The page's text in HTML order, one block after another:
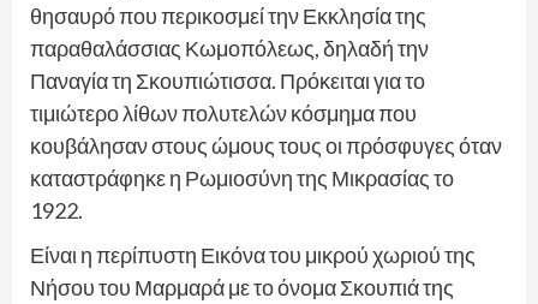
θησαυρό που περικοσμεί την Εκκλησία της
παραθαλάσσιας Κωμοπόλεως, δηλαδή την
Παναγία τη Σκουπιώτισσα. Πρόκειται για το
τιμιώτερο λίθων πολυτελών κόσμημα που
κουβάλησαν στους ώμους τους οι πρόσφυγες όταν
καταστράφηκε η Ρωμιοσύνη της Μικρασίας το
1922.
Είναι η περίπυστη Εικόνα του μικρού χωριού της
Νήσου του Μαρμαρά με το όνομα Σκουπιά της